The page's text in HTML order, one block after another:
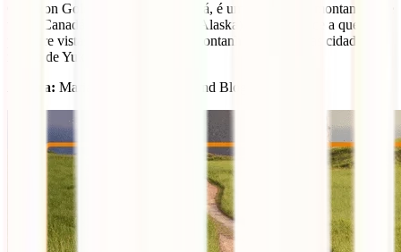
O Yukon Golden Circle, no Canadá, é uma estrada de montanha que
une o Canadá (Yukon) aos EUA (Alaska), e que oferece a quem a
percorre vistas incríveis sobre as montanhas e pitorescas cidades da
região de Yukon.
Autora: Maria João Proença (Joland Blog)